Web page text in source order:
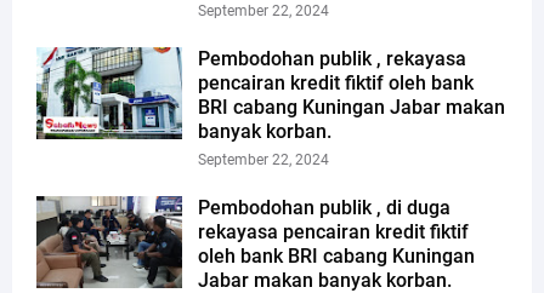
September 22, 2024
Pembodohan publik , rekayasa
pencairan kredit fiktif oleh bank
BRI cabang Kuningan Jabar makan
banyak korban.
September 22, 2024
Pembodohan publik , di duga
rekayasa pencairan kredit fiktif
oleh bank BRI cabang Kuningan
Jabar makan banyak korban.